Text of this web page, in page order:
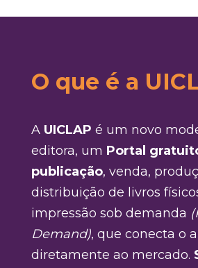
O que é a
A UICLAP é um novo
editora, um Portal
publicação, venda,
distribuição de livros
impressão sob demanda
Demand), que conecta o
diretamente ao mercado.